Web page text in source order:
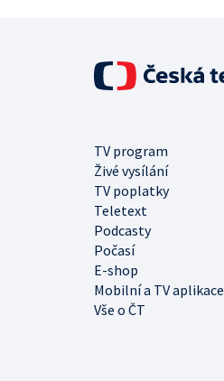
TV program
Živé vysílání
TV poplatky
Teletext
Podcasty
Počasí
E-shop
Mobilní a TV aplikace
Vše o ČT